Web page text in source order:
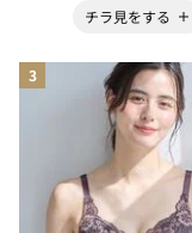
チラ見をする
3